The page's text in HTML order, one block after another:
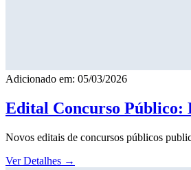
Adicionado em: 05/03/2026
Edital Concurso Público:
Novos editais de concursos públicos
Ver Detalhes →